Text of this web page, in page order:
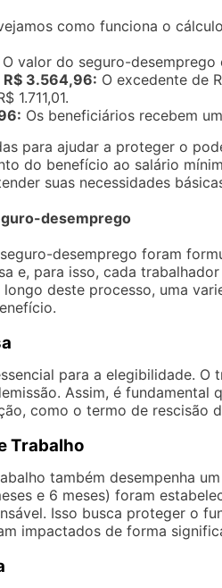
como funciona o
O valor do seguro-
R$ 3.564,96: O excedente de
1.711,01.
Os beneficiários recebem
para ajudar a proteger o
do benefício ao salário
suas necessidades
desemprego
desemprego foram
e, para isso, cada
deste processo, uma
para a elegibilidade.
Assim, é fundamental
como o termo de rescisão
Trabalho
também desempenha
e 6 meses) foram
Isso busca proteger o
impactados de forma